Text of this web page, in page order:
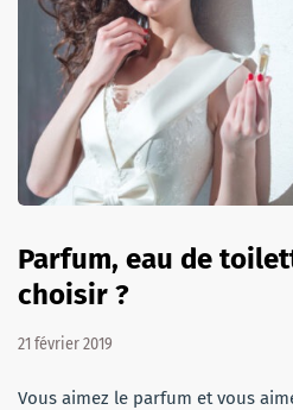
Parfum, eau de
choisir ?
21 février 2019
Vous aimez le parfum et vous